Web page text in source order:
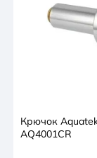
Крючок
AQ4001CR